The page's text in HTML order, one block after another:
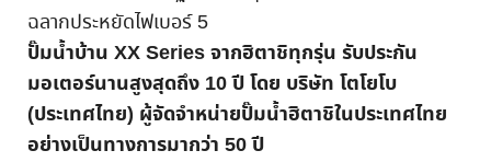
ฉลากประหยัดไฟเบอร์ 5
ปั๊มน้ำบ้าน XX Series จากฮิตาชิทุกรุ่น รับประกัน
มอเตอร์นานสูงสุดถึง 10 ปี โดย บริษัท โตโยโบ
(ประเทศไทย) ผู้จัดจำหน่ายปั๊มน้ำฮิตาชิในประเทศไทย
อย่างเป็นทางการมากว่า 50 ปี